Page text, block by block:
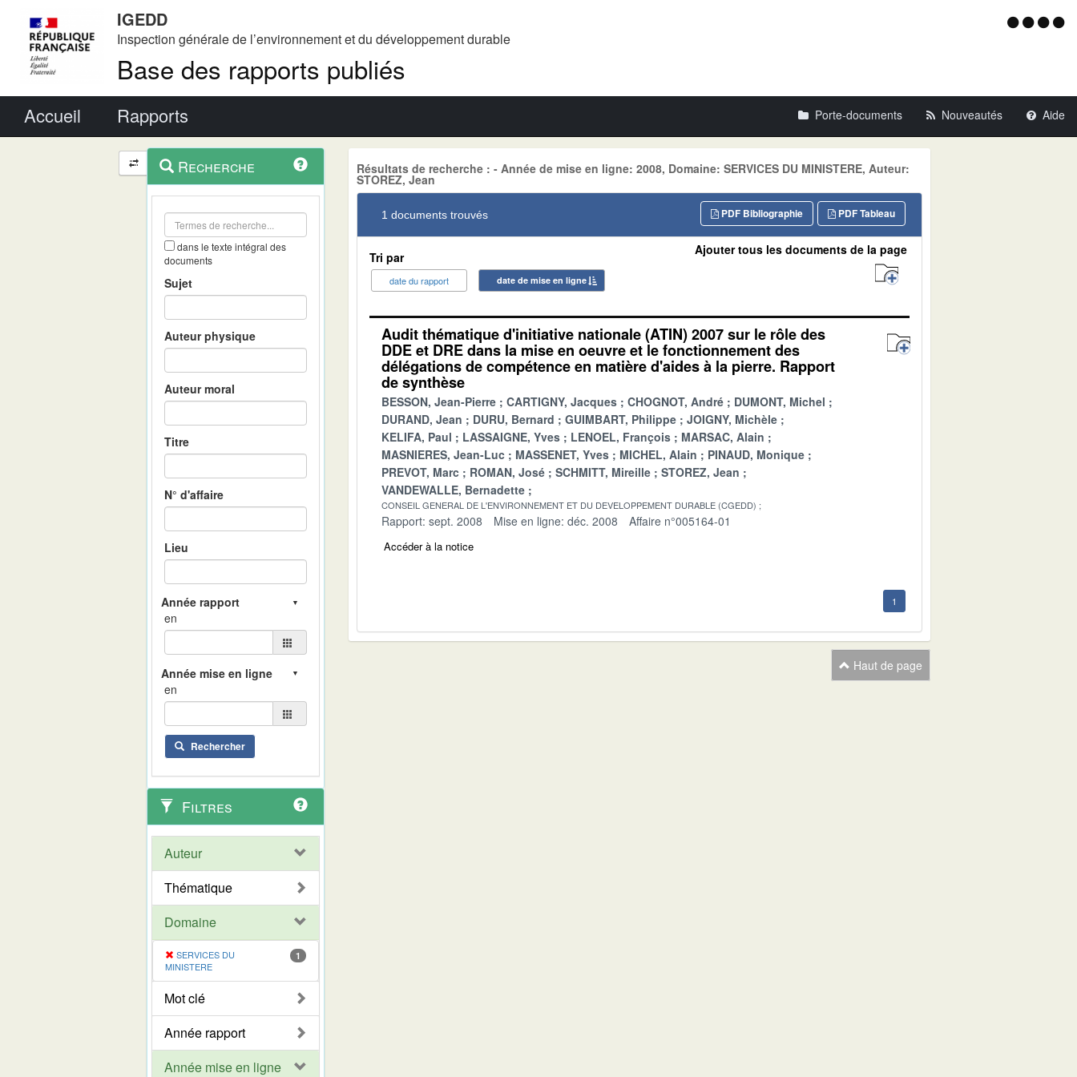
IGEDD
Inspection générale de l’environnement et du développement durable
Base des rapports publiés
Menu
Accueil Rapports Porte-documents Nouveautés Aide
Navigation
et
outils
contextuel
Recherche
dans le texte intégral des
documents
Sujet
Auteur physique
Auteur moral
Titre
N° d'affaire
Lieu
en
en
Rechercher
Filtres
Auteur
Thématique
Domaine
SERVICES DU
MINISTERE
1
Mot clé
Année rapport
Année mise en ligne
Résultats de recherche : - Année de mise en ligne: 2008, Domaine: SERVICES DU MINISTERE, Auteur:
STOREZ, Jean
1 documents trouvés PDF Tableau
PDF Bibliographie
Tri par
date du rapport date de mise en ligne
Ajouter tous les documents de la page
Audit thématique d'initiative nationale (ATIN) 2007 sur le rôle des
DDE et DRE dans la mise en oeuvre et le fonctionnement des
délégations de compétence en matière d'aides à la pierre. Rapport
de synthèse
BESSON, Jean-Pierre CARTIGNY, Jacques CHOGNOT, André
DUMONT, Michel
DURAND, Jean
DURU, Bernard GUIMBART, Philippe
JOIGNY, Michèle
KELIFA, Paul
LASSAIGNE, Yves LENOEL, François
MARSAC, Alain
MASNIERES, Jean-Luc
MASSENET, Yves MICHEL, Alain
PINAUD, Monique
PREVOT, Marc
ROMAN, José SCHMITT, Mireille
STOREZ, Jean
VANDEWALLE, Bernadette
CONSEIL GENERAL DE L'ENVIRONNEMENT ET DU DEVELOPPEMENT DURABLE (CGEDD)
Rapport: sept. 2008 Mise en ligne: déc. 2008 Affaire n°005164-01
Accéder à la notice
1
Haut de page